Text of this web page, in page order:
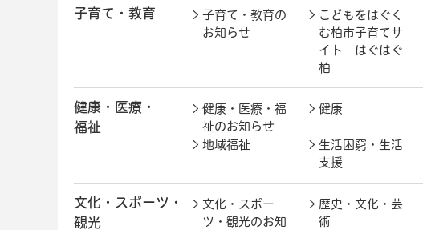
子育て・教育
子育て・教育の
お知らせ
こどもをはぐく
む柏市子育てサ
イト はぐはぐ
柏
健康・医療・
福祉
健康・医療・福
祉のお知らせ
健康
地域福祉
生活困窮・生活
支援
文化・スポーツ・
観光
文化・スポー
ツ・観光のお知
歴史・文化・芸
術